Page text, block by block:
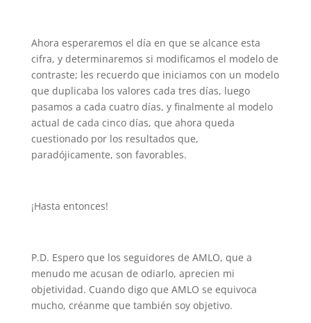
Ahora esperaremos el día en que se alcance esta
cifra, y determinaremos si modificamos el modelo de
contraste; les recuerdo que iniciamos con un modelo
que duplicaba los valores cada tres días, luego
pasamos a cada cuatro días, y finalmente al modelo
actual de cada cinco días, que ahora queda
cuestionado por los resultados que,
paradójicamente, son favorables.
¡Hasta entonces!
P.D. Espero que los seguidores de AMLO, que a
menudo me acusan de odiarlo, aprecien mi
objetividad. Cuando digo que AMLO se equivoca
mucho, créanme que también soy objetivo.